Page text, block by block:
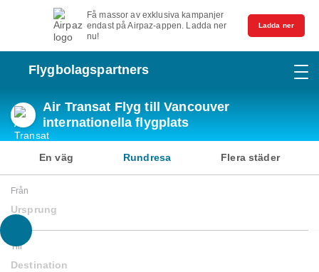
Få massor av exklusiva kampanjer
endast på Airpaz-appen. Ladda ner
nu!
Ladda ner
Flygbolagspartners
Air Transat Flyg till Vancouver
internationella flygplats
En väg Rundresa Flera städer
Från
Ursprung
Till
Destination